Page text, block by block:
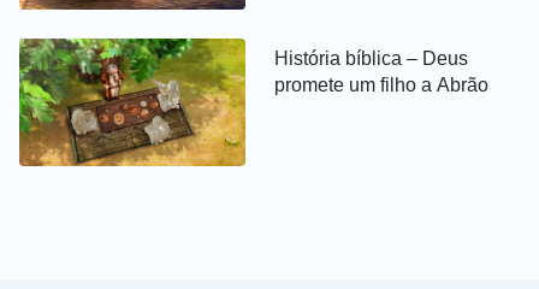
História bíblica – Deus
promete um filho a Abrão